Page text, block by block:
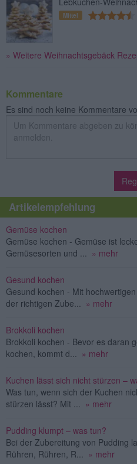
Mittel
» Weitere Weihnachtsgebäck
Kommentare
Es sind noch keine Kommentare
Artikelempfehlung
Gemüse kochen
Gemüse kochen - Gemüse ist
Gemüsesorten und ... » mehr
Gesund kochen
Gesund kochen - Mit
der richtigen Zube... » mehr
Brokkoli kochen
Brokkoli kochen - Bevor es daran
kochen, kommt d... » mehr
Kuchen lässt sich nicht stürzen –
Was tun, wenn sich der Kuchen
stürzen lässt? Mit ... » mehr
Pudding klumpt – was tun?
Bei der Zubereitung von Pudding
Rühren, Rühren, R... » mehr